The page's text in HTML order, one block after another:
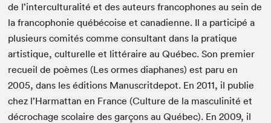
de l’interculturalité et des auteurs francophones au sein de
la francophonie québécoise et canadienne. Il a participé a
plusieurs comités comme consultant dans la pratique
artistique, culturelle et littéraire au Québec. Son premier
recueil de poèmes (Les ormes diaphanes) est paru en
2005, dans les éditions Manuscritdepot. En 2011, il publie
chez l’Harmattan en France (Culture de la masculinité et
décrochage scolaire des garçons au Québec). En 2009, il